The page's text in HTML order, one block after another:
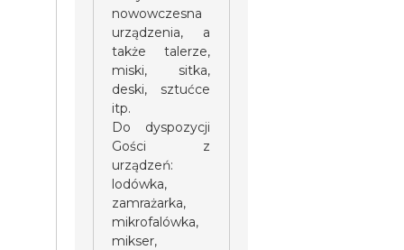
nowowczesna
urządzenia, a
także talerze,
miski, sitka,
deski, sztućce
itp.
Do dyspozycji
Gości z
urządzeń:
lodówka,
zamrażarka,
mikrofalówka,
mikser,